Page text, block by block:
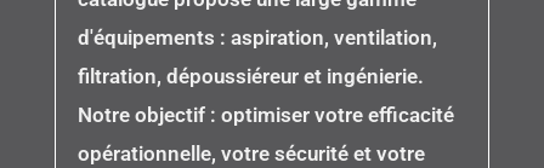
d'équipements : aspiration, ventilation,
filtration, dépoussiéreur et ingénierie.
Notre objectif : optimiser votre efficacité
opérationnelle, votre sécurité et votre